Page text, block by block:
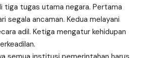
tiga tugas utama negara. Pertama
segala ancaman. Kedua melayani
adil. Ketiga mengatur kehidupan